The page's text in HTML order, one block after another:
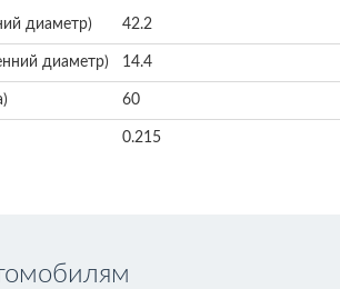
диаметр) 42.2
диаметр) 14.4
60
0.215